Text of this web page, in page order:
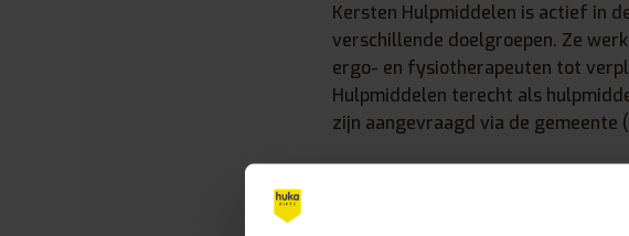
Kersten Hulpmiddelen is actief in
verschillende doelgroepen. Ze
ergo- en fysiotherapeuten tot
Hulpmiddelen terecht als
zijn aangevraagd via de gemeente